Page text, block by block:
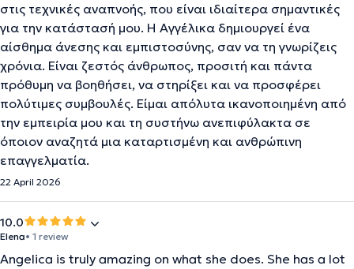
στις τεχνικές αναπνοής, που είναι ιδιαίτερα σημαντικές
για την κατάστασή μου. Η Αγγέλικα δημιουργεί ένα
αίσθημα άνεσης και εμπιστοσύνης, σαν να τη γνωρίζεις
χρόνια. Είναι ζεστός άνθρωπος, προσιτή και πάντα
πρόθυμη να βοηθήσει, να στηρίξει και να προσφέρει
πολύτιμες συμβουλές. Είμαι απόλυτα ικανοποιημένη από
την εμπειρία μου και τη συστήνω ανεπιφύλακτα σε
όποιον αναζητά μια καταρτισμένη και ανθρώπινη
επαγγελματία.
22 April 2026
10.0
Elena• 1 review
Angelica is truly amazing on what she does. She has a lot